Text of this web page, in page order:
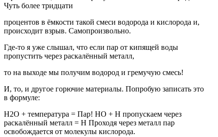
Чуть более тридцати
процентов в ёмкости такой смеси водорода и кислорода и,
происходит взрыв. Самопроизвольно.
Где-то я уже слышал, что если пар от кипящей воды
пропустить через раскалённый металл,
то на выходе мы получим водород и гремучую смесь!
И, то, и другое горючие материалы. Попробую записать это
в формуле:
Н2О + температура = Пар! НО + Н пропускаем через
раскалённый металл = Н Проходя через металл пар
освобождается от молекулы кислорода.